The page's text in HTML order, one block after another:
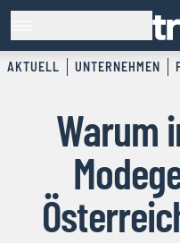
AKTUELL UNTERNEHMEN
Warum